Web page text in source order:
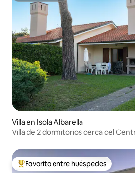
Villa en Isola Albarella
Villa de 2 dormitorios cerca del
De los mejores en Favorito entre
Favorito entre huéspedes